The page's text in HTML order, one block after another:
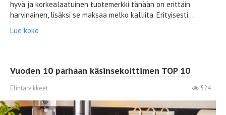
hyvä ja korkealaatuinen tuotemerkki tänään on erittäin
harvinainen, lisäksi se maksaa melko kalliita. Erityisesti ...
Lue koko
Vuoden 10 parhaan käsinsekoittimen TOP 10
Elintarvikkeet 524